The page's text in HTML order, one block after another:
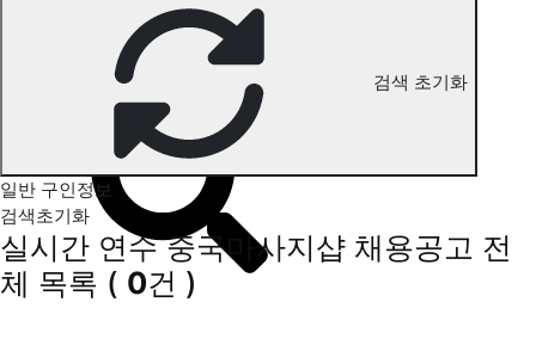
연수 중국마사지 구인정보 검색 초기화
일반 구인정보
검색초기화
실시간 연수 중국마사지샵 채용공고 전
체 목록 ( 0건 )